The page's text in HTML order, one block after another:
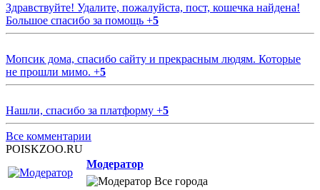
Здравствуйте! Удалите, пожалуйста, пост, кошечка найдена!
Большое спасибо за помощь +5
Мопсик дома, спасибо сайту и прекрасным людям. Которые
не прошли мимо. +5
Нашли, спасибо за платформу +5
Все комментарии
POISKZOO.RU
Модератор
Все города